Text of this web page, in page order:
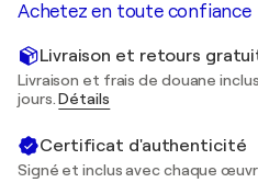
Achetez en toute confiance
Livraison et retours
Livraison et frais de douane
jours.Détails
Certificat d'authenticité
Signé et inclus avec chaque